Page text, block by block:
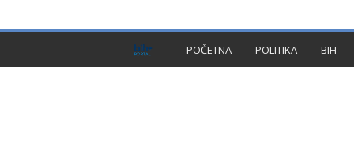
POČETNA POLITIKA BIH